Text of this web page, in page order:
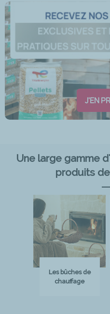
J'EN
Une large gamme
produits
Les bûches de
chauffage